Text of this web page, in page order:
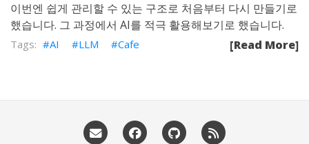
이번엔 쉽게 관리할 수 있는 구조로 처음부터 다시 만들기로
했습니다. 그 과정에서 AI를 적극 활용해보기로 했습니다.
[Read More]
AI LLM Cafe